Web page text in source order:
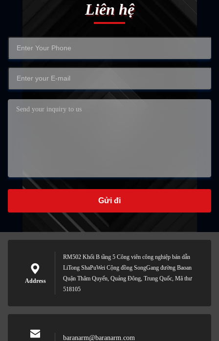
Liên hệ
Gửi đi
Address
RM502 Khối B tầng 5 Công viên công nghiệp bán dẫn
LiTong ShaPuWei Cộng đồng SongGang đường Baoan
Quận Thâm Quyến, Quảng Đông, Trung Quốc, Mã thư
518105
baranarm@baranarm.com